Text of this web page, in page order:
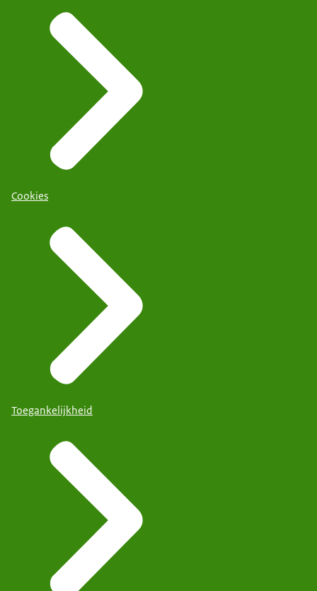
Cookies
Toegankelijkheid